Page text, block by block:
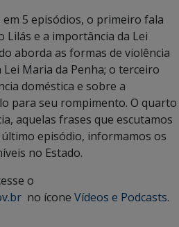
5 episódios, o primeiro fala
Lilás e a importância da Lei
aborda as formas de violência
Maria da Penha; o terceiro
doméstica e sobre a
para seu rompimento. O quarto
aquelas frases que escutamos
episódio, informamos os
no Estado.
o
no ícone Vídeos e Podcasts.